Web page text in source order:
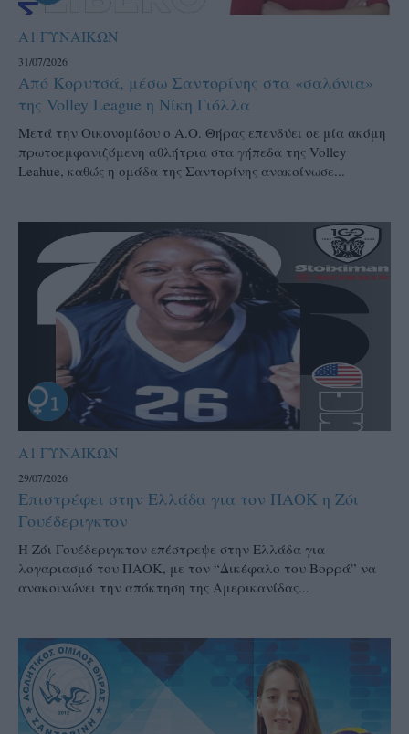
Α1 ΓΥΝΑΙΚΩΝ
31/07/2026
Από Κορυτσά, μέσω Σαντορίνης στα «σαλόνια»
της Volley League η Νίκη Γιόλλα
Μετά την Οικονομίδου ο Α.Ο. Θήρας επενδύει σε μία ακόμη
πρωτοεμφανιζόμενη αθλήτρια στα γήπεδα της Volley
Leahue, καθώς η ομάδα της Σαντορίνης ανακοίνωσε...
Α1 ΓΥΝΑΙΚΩΝ
29/07/2026
Επιστρέφει στην Ελλάδα για τον ΠΑΟΚ η Ζόι
Γουέδεριγκτον
Η Ζόι Γουέδεριγκτον επέστρεψε στην Ελλάδα για
λογαριασμό του ΠΑΟΚ, με τον “Δικέφαλο του Βορρά” να
ανακοινώνει την απόκτηση της Αμερικανίδας...